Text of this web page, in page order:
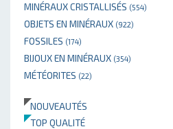
MINÉRAUX CRISTALLISÉS (554)
OBJETS EN MINÉRAUX (922)
FOSSILES (174)
BIJOUX EN MINÉRAUX (354)
MÉTÉORITES (22)
NOUVEAUTÉS
TOP QUALITÉ